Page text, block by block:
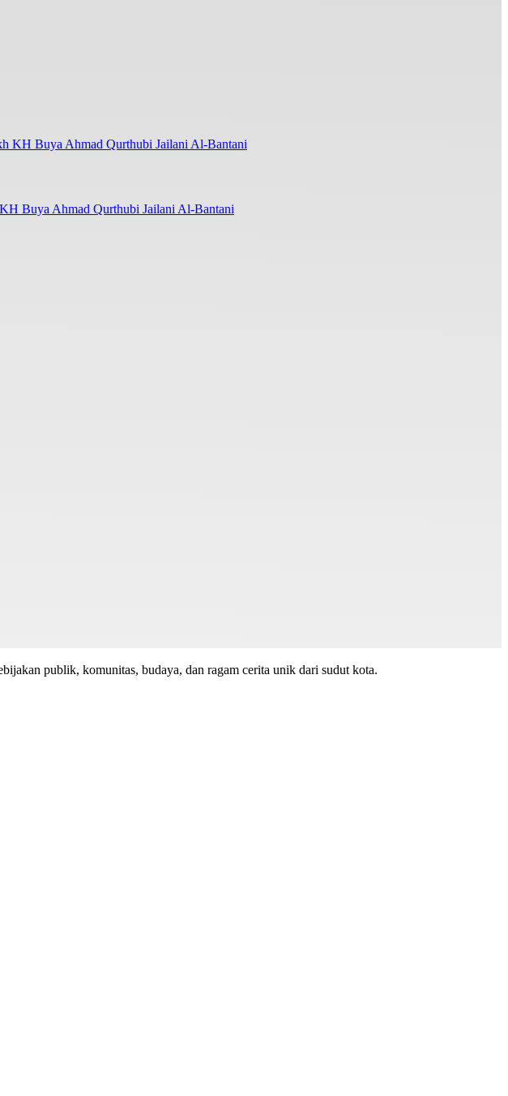
Buya Ahmad Qurthubi Jailani Al-Bantani
publik, komunitas, budaya, dan ragam cerita unik dari sudut kota.